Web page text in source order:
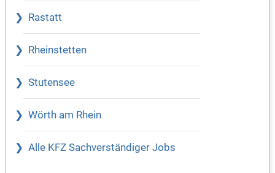
Rastatt
Rheinstetten
Stutensee
Wörth am Rhein
Alle KFZ Sachverständiger Jobs